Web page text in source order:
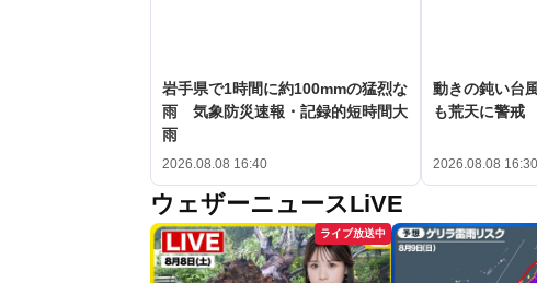
岩手県で1時間に約100mmの猛烈な
雨 気象防災速報・記録的短時間大
雨
2026.08.08 16:40
動きの鈍い台
も荒天に警戒
2026.08.08 16:30
ウェザーニュースLiVE
ライブ放送中